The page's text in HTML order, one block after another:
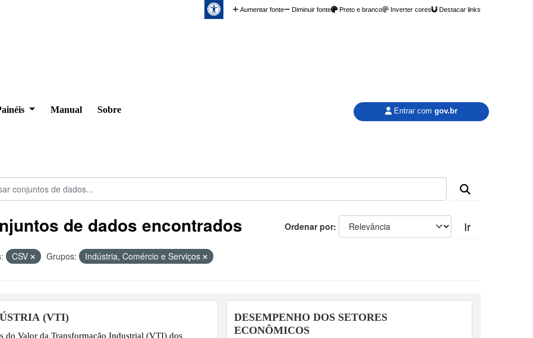
Aumentar fonte Diminuir fonte Preto e branco Inverter cores Destacar links
Manual Sobre Entrar com gov.br
Ordenar por Ir
de dados encontrados
CSV Grupos: Indústria, Comércio e Serviços
(VTI)
do Valor da Transformação Industrial (VTI) dos
DESEMPENHO DOS SETORES
ECONÔMICOS